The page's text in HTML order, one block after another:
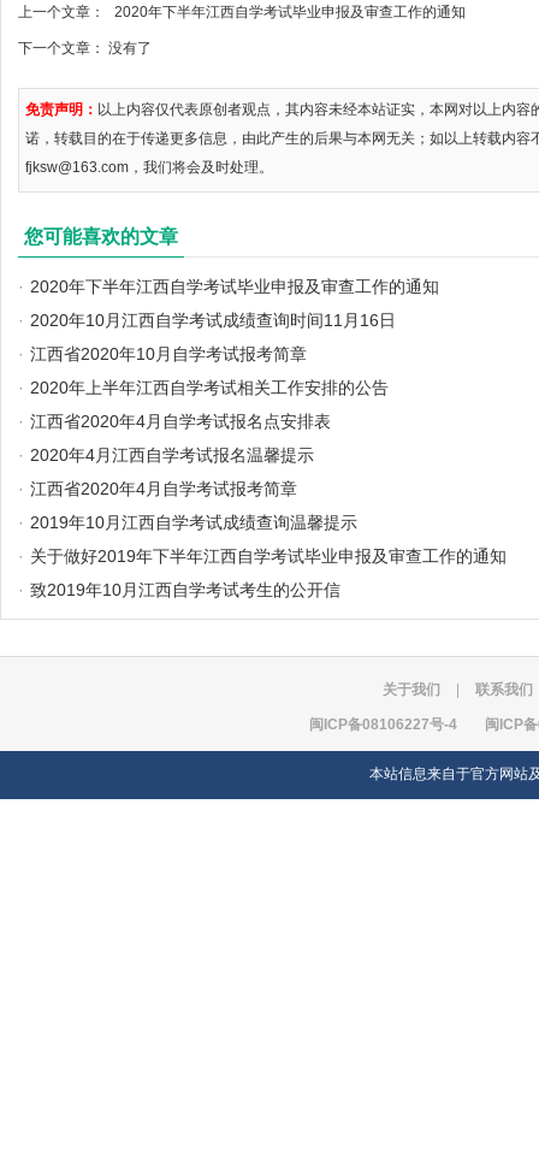
上一个文章： 2020年下半年江西自学考试毕业申报及审查工作的通知
下一个文章： 没有了
免责声明： 以上内容仅代表原创者观点，其内容未经本站证实，本网对以上内
诺，转载目的在于传递更多信息，由此产生的后果与本网无关；如以上转载内容
fjksw@163.com，我们将会及时处理。
您可能喜欢的文章
· 2020年下半年江西自学考试毕业申报及审查工作的通知
· 2020年10月江西自学考试成绩查询时间11月16日
· 江西省2020年10月自学考试报考简章
· 2020年上半年江西自学考试相关工作安排的公告
· 江西省2020年4月自学考试报名点安排表
· 2020年4月江西自学考试报名温馨提示
· 江西省2020年4月自学考试报考简章
· 2019年10月江西自学考试成绩查询温馨提示
· 关于做好2019年下半年江西自学考试毕业申报及审查工作的通知
· 致2019年10月江西自学考试考生的公开信
关于我们 联系我们
闽ICP备08106227号-4 闽ICP
本站信息来自于官方网站